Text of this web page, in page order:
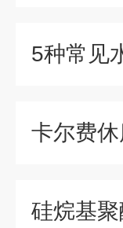
5种常见
卡尔费